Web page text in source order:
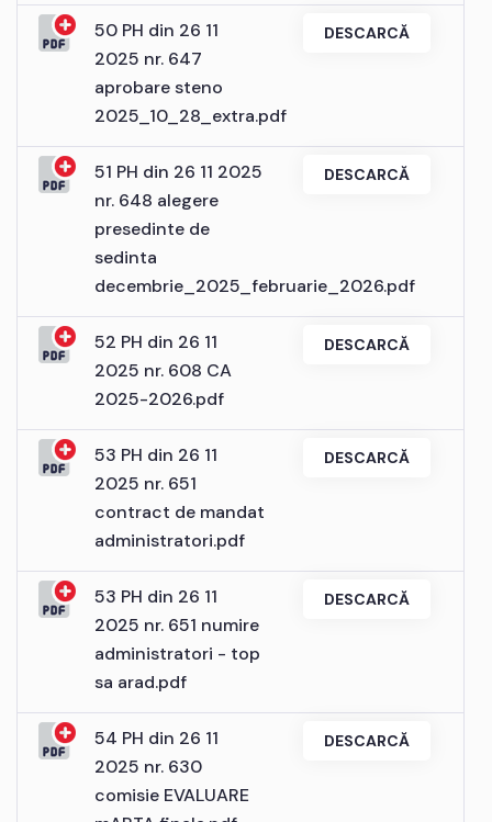
50 PH din 26 11
2025 nr. 647
aprobare steno
2025_10_28_extra.pdf
DESCARCĂ
51 PH din 26 11 2025
nr. 648 alegere
presedinte de
sedinta
decembrie_2025_februarie_2026.pdf
DESCARCĂ
52 PH din 26 11
2025 nr. 608 CA
2025-2026.pdf
DESCARCĂ
53 PH din 26 11
2025 nr. 651
contract de mandat
administratori.pdf
DESCARCĂ
53 PH din 26 11
2025 nr. 651 numire
administratori - top
sa arad.pdf
DESCARCĂ
54 PH din 26 11
2025 nr. 630
comisie EVALUARE
DESCARCĂ